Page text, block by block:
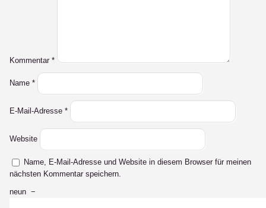
Kommentar *
Name *
E-Mail-Adresse *
Website
Name, E-Mail-Adresse und Website in diesem Browser für meinen
nächsten Kommentar speichern.
neun −